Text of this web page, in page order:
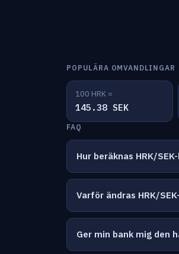
POPULÄRA OMVANDLINGAR
100 HRK =
145.38 SEK
FAQ
Hur beräknas HRK/
Varför ändras HRK/
Ger min bank mig den